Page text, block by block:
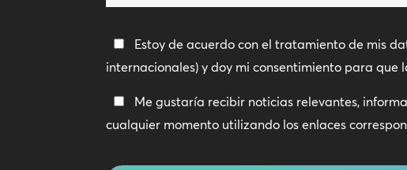
Política
de
Estoy de acuerdo con el tratamiento de mis
internacionales) y doy mi consentimiento para
Manténte
en
Me gustaría recibir noticias relevantes,
cualquier momento utilizando los enlaces